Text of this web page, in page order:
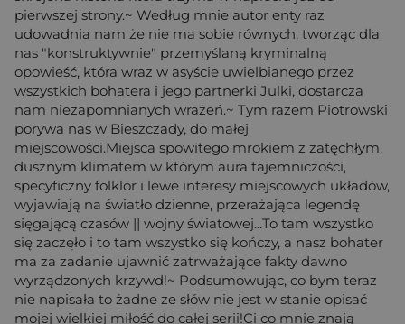
pierwszej strony.~ Według mnie autor enty raz
udowadnia nam że nie ma sobie równych, tworząc dla
nas "konstruktywnie" przemyślaną kryminalną
opowieść, która wraz w asyście uwielbianego przez
wszystkich bohatera i jego partnerki Julki, dostarcza
nam niezapomnianych wrażeń.~ Tym razem Piotrowski
porywa nas w Bieszczady, do małej
miejscowości.Miejsca spowitego mrokiem z zatęchłym,
dusznym klimatem w którym aura tajemniczości,
specyficzny folklor i lewe interesy miejscowych układów,
wyjawiają na światło dzienne, przerażająca legendę
sięgającą czasów || wojny światowej...To tam wszystko
się zaczęło i to tam wszystko się kończy, a nasz bohater
ma za zadanie ujawnić zatrważające fakty dawno
wyrządzonych krzywd!~ Podsumowując, co bym teraz
nie napisała to żadne ze słów nie jest w stanie opisać
mojej wielkiej miłość do całej serii!Ci co mnie znają